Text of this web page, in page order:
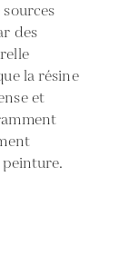
des
la résine
et